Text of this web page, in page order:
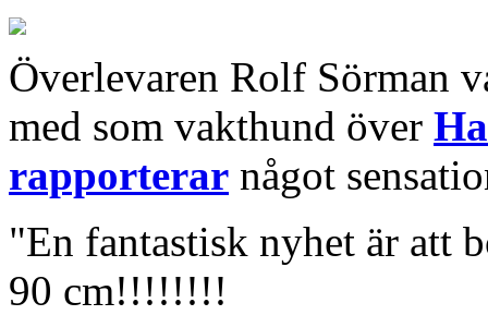
Överlevaren Rolf Sörman
med som vakthund över
rapporterar något
"En fantastisk nyhet är att
90 cm!!!!!!!!